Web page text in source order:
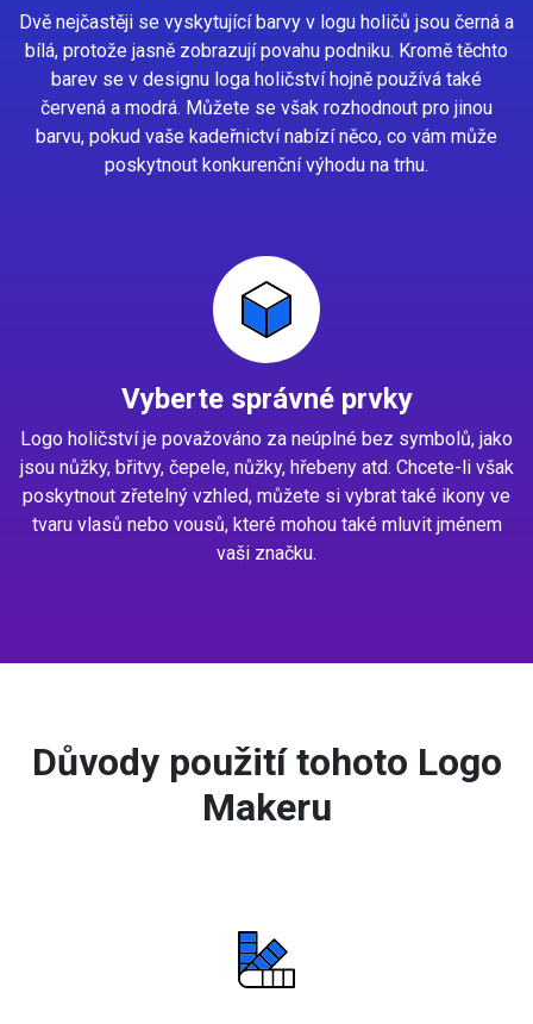
Dvě nejčastěji se vyskytující barvy v logu holičů jsou černá a
bílá, protože jasně zobrazují povahu podniku. Kromě těchto
barev se v designu loga holičství hojně používá také
červená a modrá. Můžete se však rozhodnout pro jinou
barvu, pokud vaše kadeřnictví nabízí něco, co vám může
poskytnout konkurenční výhodu na trhu.
Vyberte správné prvky
Logo holičství je považováno za neúplné bez symbolů, jako
jsou nůžky, břitvy, čepele, nůžky, hřebeny atd. Chcete-li však
poskytnout zřetelný vzhled, můžete si vybrat také ikony ve
tvaru vlasů nebo vousů, které mohou také mluvit jménem
vaši značku.
Důvody použití tohoto Logo
Makeru